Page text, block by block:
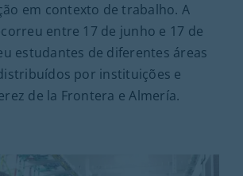
em contexto de trabalho. A
entre 17 de junho e 17 de
estudantes de diferentes áreas
por instituições e
de la Frontera e Almería.